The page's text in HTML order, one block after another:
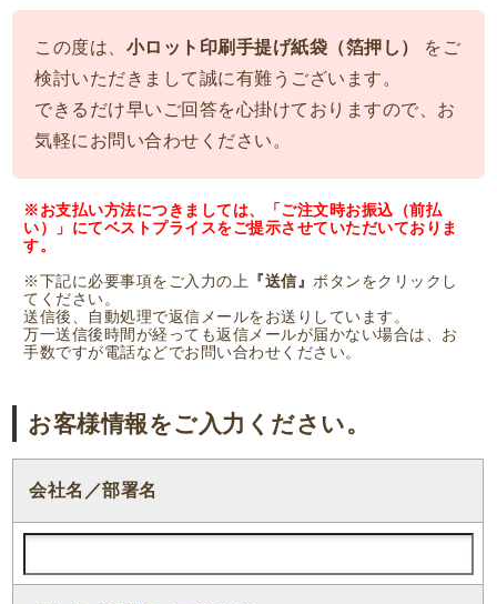
この度は、 小ロット印刷手提げ紙袋（箔押し）
をご
検討いただきまして誠に有難うございます。
できるだけ早いご回答を心掛けておりますので、お
気軽にお問い合わせください。
※お支払い方法につきましては、「ご注文時お振込（前払
い）」にてベストプライスをご提示させていただいておりま
す。
※下記に必要事項をご入力の上 『送信』ボタンをクリックし
てください。
送信後、自動処理で返信メールをお送りしています。
万一送信後時間が経っても返信メールが届かない場合は、お
手数ですが電話などでお問い合わせください。
お客様情報をご入力ください。
会社名／部署名